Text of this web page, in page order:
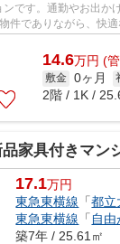
です。通勤やお出か
件でありながら、快
トは賃貸物件...
14.6万円 (
敷金 0ヶ月
2階 / 1K /
家具付きマンション
17.1万円
東急東横線 「都立
東急東横線 「 自由
築7年 / 25.61㎡